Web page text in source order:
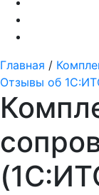
Главная /
Отзывы об